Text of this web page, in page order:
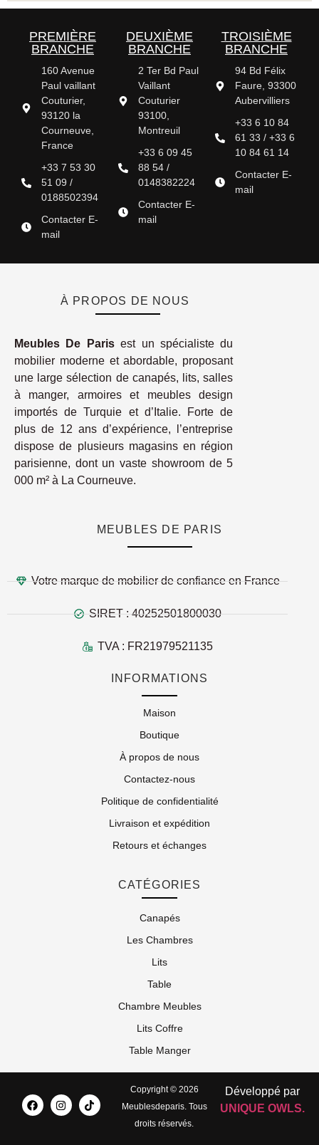
PREMIÈRE
BRANCHE
160 Avenue
Paul vaillant
Couturier,
93120 la
Courneuve,
France
+33 7 53 30
51 09 /
0188502394
Contacter E-
mail
DEUXIÈME
BRANCHE
2 Ter Bd Paul
Vaillant
Couturier
93100,
Montreuil
+33 6 09 45
88 54 /
0148382224
Contacter E-
mail
TROISIÈME
BRANCHE
94 Bd Félix
Faure, 93300
Aubervilliers
+33 6 10 84
61 33 / +33 6
10 84 61 14
Contacter E-
mail
À PROPOS DE NOUS
Meubles De Parisest un spécialiste du
mobilier moderne et abordable, proposant
une large sélection de canapés, lits, salles
à manger, armoires et meubles design
importés de Turquie et d’Italie. Forte de
plus de 12 ans d’expérience, l’entreprise
dispose de plusieurs magasins en région
parisienne, dont un vaste showroom de 5
000 m² à La Courneuve.
MEUBLES DE PARIS
Votre marque de mobilier de confiance en France
SIRET : 40252501800030
TVA : FR21979521135
INFORMATIONS
Maison
Boutique
À propos de nous
Contactez-nous
Politique de confidentialité
Livraison et expédition
Retours et échanges
CATÉGORIES
Canapés
Les Chambres
Lits
Table
Chambre Meubles
Lits Coffre
Table Manger
Copyright © 2026
Meublesdeparis. Tous
droits réservés.
Développé par
UNIQUE OWLS.